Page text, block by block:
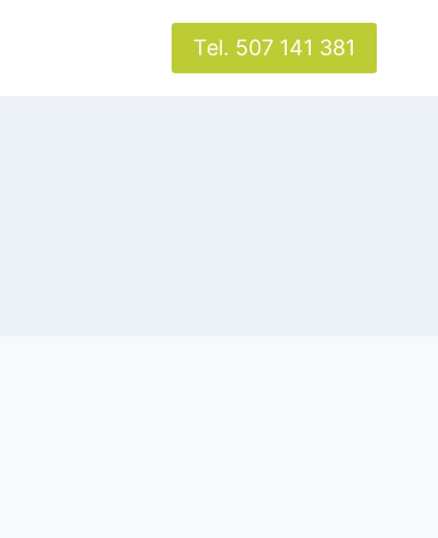
Tel. 507 141 381